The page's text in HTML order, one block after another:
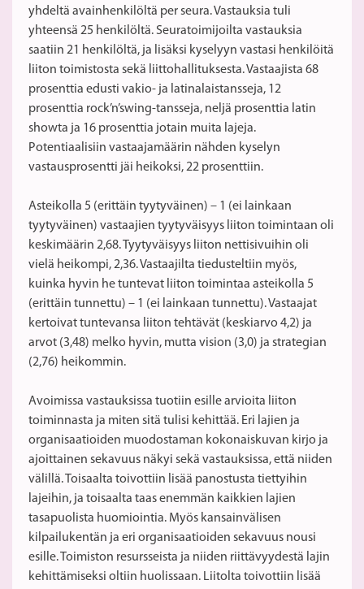
yhdeltä avainhenkilöltä per seura. Vastauksia tuli
yhteensä 25 henkilöltä. Seuratoimijoilta vastauksia
saatiin 21 henkilöltä, ja lisäksi kyselyyn vastasi henkilöitä
liiton toimistosta sekä liittohallituksesta. Vastaajista 68
prosenttia edusti vakio- ja latinalaistansseja, 12
prosenttia rock’n’swing-tansseja, neljä prosenttia latin
showta ja 16 prosenttia jotain muita lajeja.
Potentiaalisiin vastaajamäärin nähden kyselyn
vastausprosentti jäi heikoksi, 22 prosenttiin.
Asteikolla 5 (erittäin tyytyväinen) – 1 (ei lainkaan
tyytyväinen) vastaajien tyytyväisyys liiton toimintaan oli
keskimäärin 2,68. Tyytyväisyys liiton nettisivuihin oli
vielä heikompi, 2,36. Vastaajilta tiedusteltiin myös,
kuinka hyvin he tuntevat liiton toimintaa asteikolla 5
(erittäin tunnettu) – 1 (ei lainkaan tunnettu). Vastaajat
kertoivat tuntevansa liiton tehtävät (keskiarvo 4,2) ja
arvot (3,48) melko hyvin, mutta vision (3,0) ja strategian
(2,76) heikommin.
Avoimissa vastauksissa tuotiin esille arvioita liiton
toiminnasta ja miten sitä tulisi kehittää. Eri lajien ja
organisaatioiden muodostaman kokonaiskuvan kirjo ja
ajoittainen sekavuus näkyi sekä vastauksissa, että niiden
välillä. Toisaalta toivottiin lisää panostusta tiettyihin
lajeihin, ja toisaalta taas enemmän kaikkien lajien
tasapuolista huomiointia. Myös kansainvälisen
kilpailukentän ja eri organisaatioiden sekavuus nousi
esille. Toimiston resursseista ja niiden riittävyydestä lajin
kehittämiseksi oltiin huolissaan. Liitolta toivottiin lisää